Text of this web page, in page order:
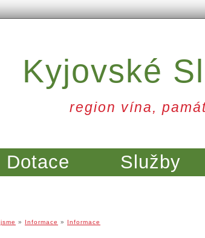
Kyjovské
region vína,
Dotace Služby
» Informace » Informace